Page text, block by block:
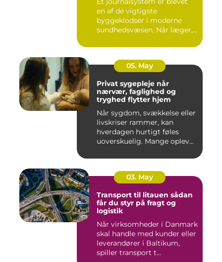
en af de vigtigste
byggeklodser i moderne
sundhedsvæsen. Når læger,
05. May
Privat sygepleje når
nærvær, faglighed og
tryghed flytter hjem
Når sygdom, svækkelse eller
livskriser rammer, kan
hverdagen hurtigt føles
uoverskuelig. Mange oplev...
03. May
Transport til litauen sådan
får du styr på fragt og
logistik
Når virksomheder i Danmark
skal handle med kunder eller
leverandører i Baltikum,
spiller transport t...